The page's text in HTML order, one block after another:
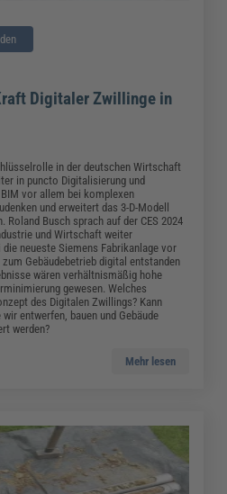
Digitaler Zwillinge in
in der deutschen Wirtschaft
in puncto Digitalisierung und
vor allem bei komplexen
und erweitert das 3-D-Modell
Busch sprach auf der CES 2024
und Wirtschaft weiter
neueste Siemens Fabrikanlage vor
Gebäudebetrieb digital entstanden
wären verhältnismäßig hohe
gewesen. Welches
des Digitalen Zwillings? Kann
entwerfen, bauen und Gebäude
werden?
Mehr lesen